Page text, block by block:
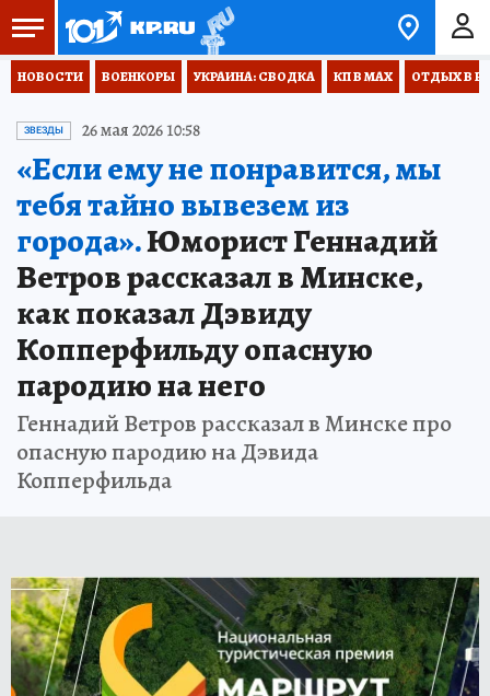
НОВОСТИ ВОЕНКОРЫ УКРАИНА: СВОДКА КП В МАХ ОТДЫХ В
ЗВЕЗДЫ 26 мая 2026 10:58
«Если ему не понравится, мы
тебя тайно вывезем из
города».Юморист Геннадий
Ветров рассказал в Минске,
как показал Дэвиду
Копперфильду опасную
пародию на него
Геннадий Ветров рассказал в Минске про
опасную пародию на Дэвида
Копперфильда